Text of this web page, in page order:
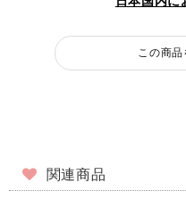
この商
関連商品